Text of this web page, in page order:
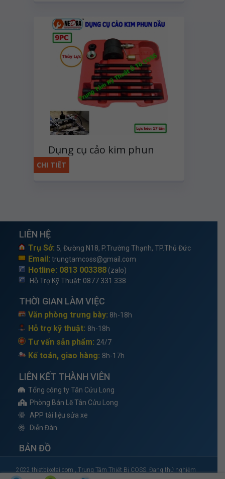
Dụng cụ cảo kim phun
dầu bằng thủy lực
CHI TIẾT
LIÊN HỆ
Trụ Sở: 5, Đường N18, P.Trường Thạnh, TP.Thủ Đức
Email: trungtamcoss@gmail.com
Hotline: 0813 003388(zalo)
Hỗ Trợ Kỹ Thuật: 0877 331 338
THỜI GIAN LÀM VIỆC
Văn phòng trưng bày: 8h-18h
Hỗ trợ kỹ thuật: 8h-18h
Tư vấn sản phẩm: 24/7
Kế toán, giao hàng: 8h-17h
LIÊN KẾT THÀNH VIÊN
Tổng công ty Tân Cửu Long
Phòng Bán Lẽ Tân Cửu Long
APP tài liệu sửa xe
Diễn Đàn
BẢN ĐỒ
2022 thietbixetai.com , Trung Tâm Thiết Bị COSS. Đang thử nghiệm
đang chờ cấp phép Bộ Công Thương